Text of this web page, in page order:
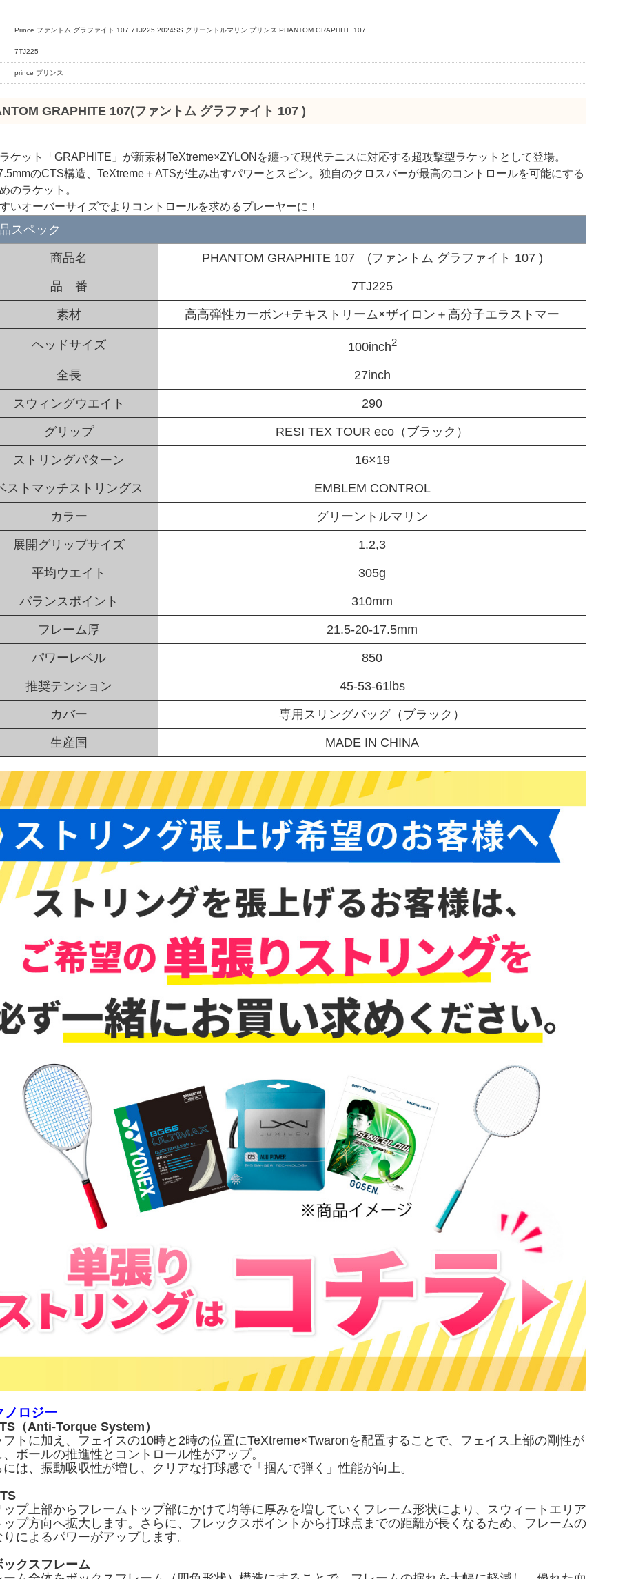
Prince ファントム グラファイト 107 7TJ225 2024SS グリーントルマリン プリンス PHANTOM GRAPHITE 107
7TJ225
prince プリンス
GRAPHITE 107(ファントム グラファイト 107 )
ケット「GRAPHITE」が新素材TeXtreme×ZYLONを纏って現代テニスに対応する超攻撃型ラケットとして登場。
のCTS構造、TeXtreme＋ATSが生み出すパワーとスピン。独自のクロスバーが最高のコントロールを可能にする
のラケット。
いオーバーサイズでよりコントロールを求めるプレーヤーに！
スペック
商品名 PHANTOM GRAPHITE 107 (ファントム グラファイト 107 )
品 番 7TJ225
素材 高高弾性カーボン+テキストリーム×ザイロン＋高分子エラストマー
ヘッドサイズ 100inch2
全長 27inch
スウィングウエイト 290
グリップ RESI TEX TOUR eco（ブラック）
ストリングパターン 16×19
ストマッチストリングス EMBLEM CONTROL
カラー グリーントルマリン
展開グリップサイズ 1.2,3
平均ウエイト 305g
バランスポイント 310mm
フレーム厚 21.5-20-17.5mm
パワーレベル 850
推奨テンション 45-53-61lbs
カバー 専用スリングバッグ（ブラック）
生産国 MADE IN CHINA
ノロジー
（Anti-Torque System）
フトに加え、フェイスの10時と2時の位置にTeXtreme×Twaronを配置することで、フェイス上部の剛性が
、ボールの推進性とコントロール性がアップ。
には、振動吸収性が増し、クリアな打球感で「掴んで弾く」性能が向上。
ップ上部からフレームトップ部にかけて均等に厚みを増していくフレーム形状により、スウィートエリア
ップ方向へ拡大します。さらに、フレックスポイントから打球点までの距離が長くなるため、フレームの
りによるパワーがアップします。
クスフレーム